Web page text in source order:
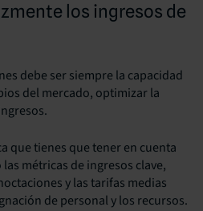
los ingresos de
debe ser siempre la capacidad
del mercado, optimizar la
que tienes que tener en cuenta
métricas de ingresos clave,
y las tarifas medias
de personal y los recursos.